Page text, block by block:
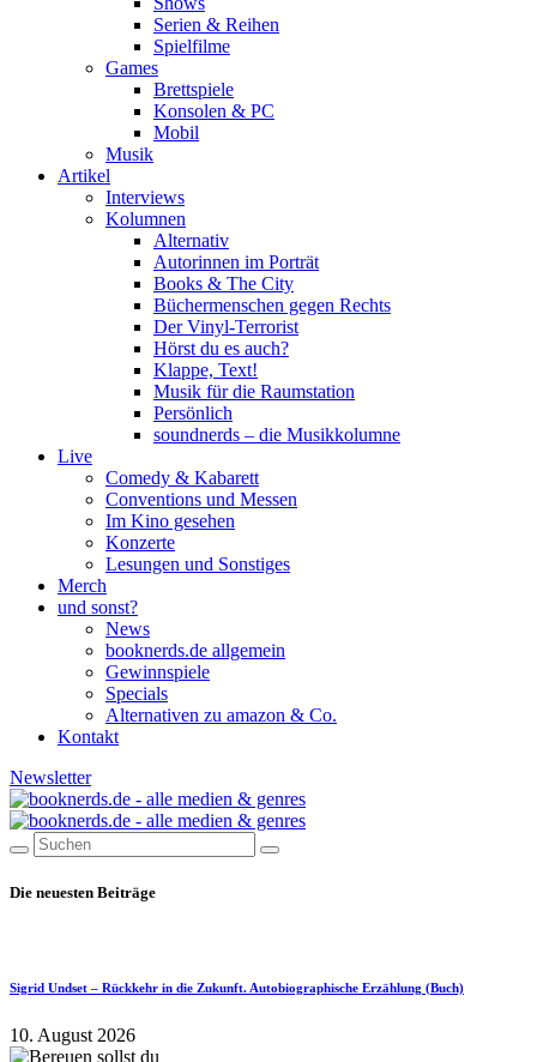
Serien & Reihen
Spielfilme
Games
Brettspiele
Konsolen & PC
Mobil
Musik
Artikel
Interviews
Kolumnen
Alternativ
Autorinnen im Porträt
Books & The City
Büchermenschen gegen Rechts
Der Vinyl-Terrorist
Hörst du es auch?
Klappe, Text!
Musik für die Raumstation
Persönlich
soundnerds – die Musikkolumne
Live
Comedy & Kabarett
Conventions und Messen
Im Kino gesehen
Konzerte
Lesungen und Sonstiges
Merch
und sonst?
News
booknerds.de allgemein
Gewinnspiele
Specials
Alternativen zu amazon & Co.
Kontakt
Newsletter
Die neuesten Beiträge
Sigrid Undset – Rückkehr in die Zukunft. Autobiographische Erzählung (Buch)
10. August 2026